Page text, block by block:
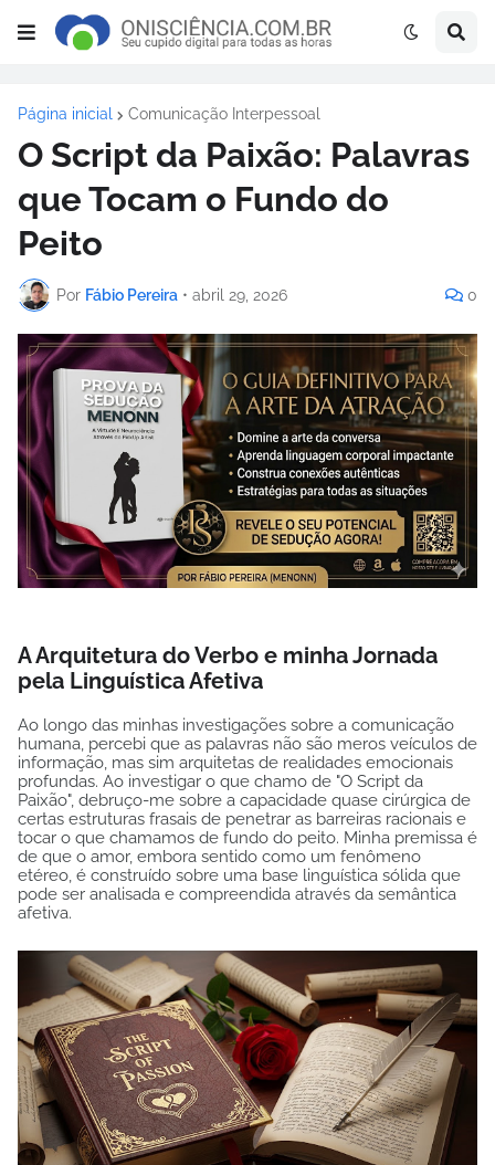
Página inicial Comunicação Interpessoal
O Script da Paixão: Palavras
que Tocam o Fundo do
Peito
Por Fábio Pereira • abril 29, 2026 0
A Arquitetura do Verbo e minha Jornada
pela Linguística Afetiva
Ao longo das minhas investigações sobre a comunicação
humana, percebi que as palavras não são meros veículos de
informação, mas sim arquitetas de realidades emocionais
profundas. Ao investigar o que chamo de "O Script da
Paixão", debruço-me sobre a capacidade quase cirúrgica de
certas estruturas frasais de penetrar as barreiras racionais e
tocar o que chamamos de fundo do peito. Minha premissa é
de que o amor, embora sentido como um fenômeno
etéreo, é construído sobre uma base linguística sólida que
pode ser analisada e compreendida através da semântica
afetiva.